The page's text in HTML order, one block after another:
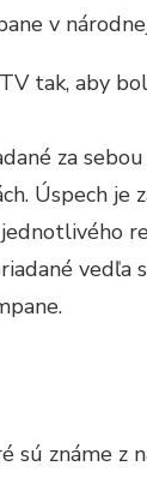
v
tak, aby
za sebou
Úspech je
vedľa
sú známe z